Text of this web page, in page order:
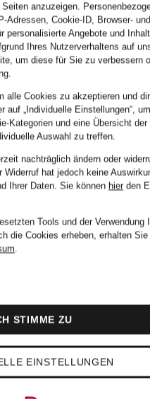
PLIAGE
€
€
M
125
anzuzeigen.
Adressen, Cookie-ID, Browser-
personalisierte Angebote und
Ihres Nutzerverhaltens auf
um diese für Sie zu verbessern
alle Cookies zu akzeptieren und
auf „Individuelle Einstellungen“,
Kategorien und eine Übersicht
Auswahl zu treffen.
nachträglich ändern oder
Widerruf hat jedoch keine
Ihrer Daten. Sie können hier den
Tools und der Verwendung
die Cookies erheben, erhalten
.
EINSTELLUNGEN
STIMME ZU